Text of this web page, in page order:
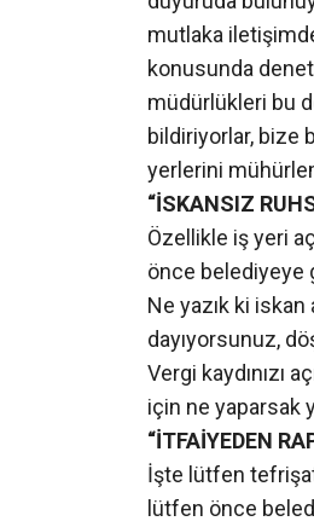
mutlaka
konusunda
müdürlükleri bu
bildiriyorlar, bize
yerlerini
“İSKANSIZ
Özellikle iş yeri
önce belediyeye
Ne yazık ki
dayıyorsunuz,
Vergi kaydınızı
için ne yaparsak
“İTFAİYEDEN
İşte lütfen
lütfen önce